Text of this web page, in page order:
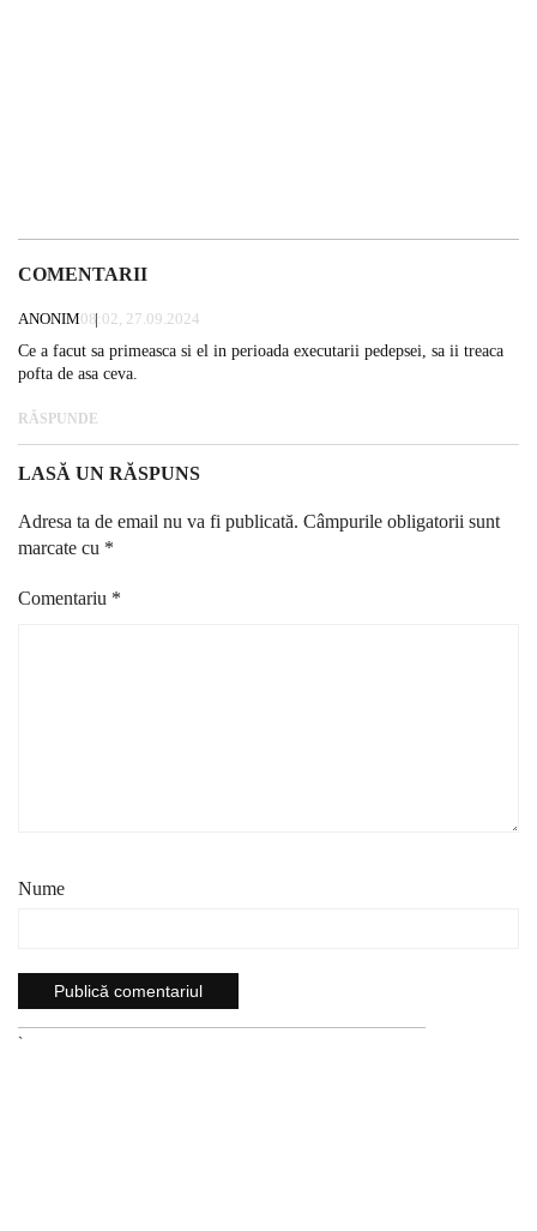
COMENTARII
ANONIM08:02, 27.09.2024
Ce a facut sa primeasca si el in perioada executarii pedepsei, sa ii treaca
pofta de asa ceva.
RĂSPUNDE
LASĂ UN RĂSPUNS
Adresa ta de email nu va fi publicată. Câmpurile obligatorii sunt
marcate cu *
Comentariu *
Nume
`